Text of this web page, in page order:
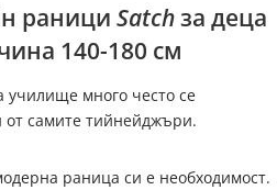
раници Satchза деца
140-180 см
много често се
от самите тийнейджъри.
раница си е необходимост.